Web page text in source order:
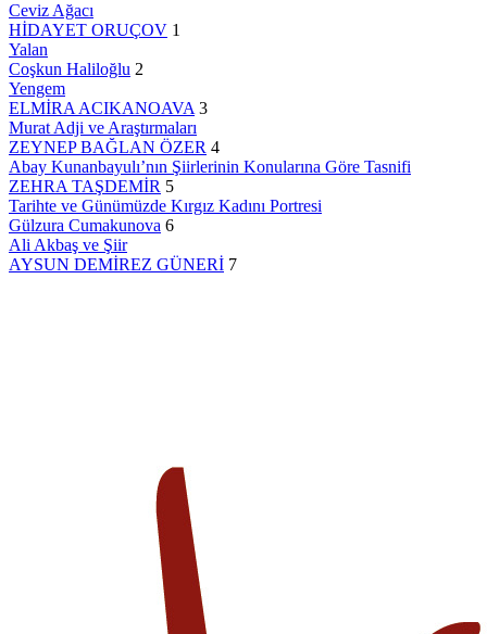
Ceviz Ağacı
HİDAYET ORUÇOV 1
Yalan
Coşkun Haliloğlu 2
Yengem
ELMİRA ACIKANOAVA 3
Murat Adji ve Araştırmaları
ZEYNEP BAĞLAN ÖZER 4
Abay Kunanbayulı’nın Şiirlerinin Konularına Göre Tasnifi
ZEHRA TAŞDEMİR 5
Tarihte ve Günümüzde Kırgız Kadını Portresi
Gülzura Cumakunova 6
Ali Akbaş ve Şiir
AYSUN DEMİREZ GÜNERİ 7